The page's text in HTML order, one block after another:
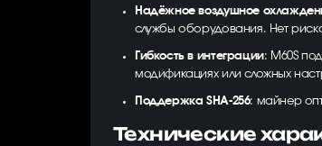
Надёжное воздушное
службы оборудования. Нет
Гибкость в интеграции: M60S
модификациях или сложных
Поддержка SHA-256: майнер
Технические